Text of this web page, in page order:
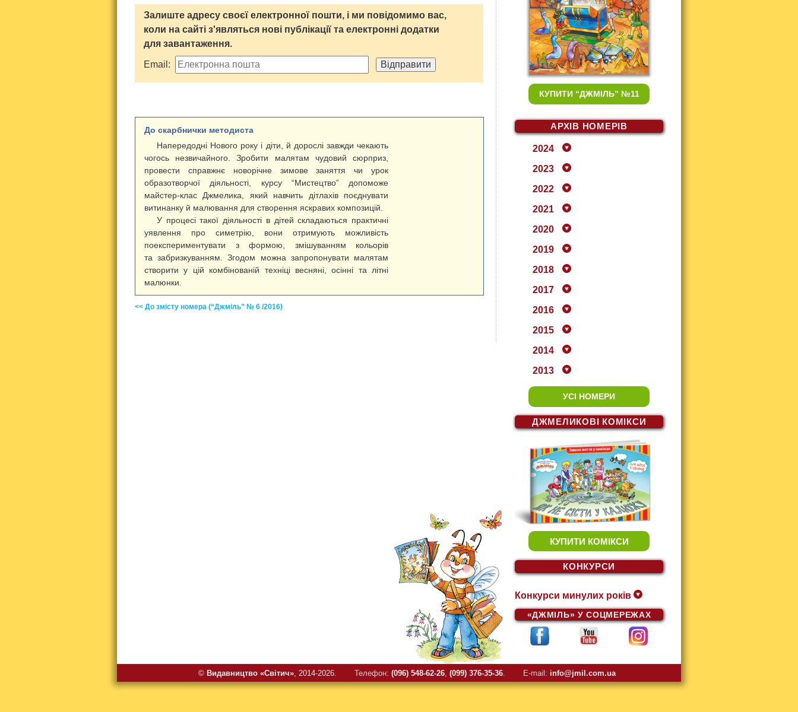
Залиште адресу своєї електронної пошти, і ми повідомимо вас,
коли на сайті з'являться нові публікації та електронні додатки
для завантаження.
Email:
До скарбнички методиста
Напередодні Нового року і діти, й дорослі завжди чекають
чогось незвичайного. Зробити малятам чудовий сюрприз,
провести справжнє новорічне зимове заняття чи урок
образотворчої діяльності, курсу “Мистецтво” допоможе
майстер-клас Джмелика, який навчить дітлахів поєднувати
витинанку й малювання для створення яскравих композицій.
У процесі такої діяльності в дітей складаються практичні
уявлення про симетрію, вони отримують можливість
поекспериментувати з формою, змішуванням кольорів
та забризкуванням. Згодом можна запропонувати малятам
створити у цій комбінованій техніці весняні, осінні та літні
малюнки.
<< До змісту номера (“Джміль” № 6 /2016)
КУПИТИ “ДЖМІЛЬ” №11
АРХІВ НОМЕРІВ
2024
2023
2022
2021
2020
2019
2018
2017
2016
2015
2014
2013
УСІ НОМЕРИ
ДЖМЕЛИКОВІ КОМІКСИ
КУПИТИ КОМІКСИ
КОНКУРСИ
Конкурси минулих років
«ДЖМІЛЬ» У СОЦМЕРЕЖАХ
© Видавництво «Свiтич», 2014-2026. Телефон: (096) 548-62-26, (099) 376-35-36. E-mail: info@jmil.com.ua